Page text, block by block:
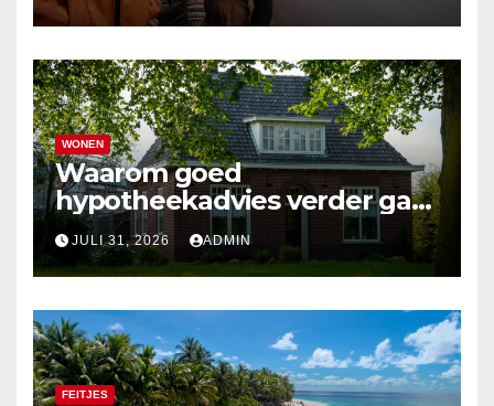
WONEN
Waarom goed
hypotheekadvies verder gaat
dan alleen cijfers
JULI 31, 2026 ADMIN
FEITJES